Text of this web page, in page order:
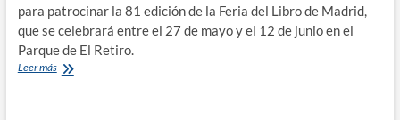
para patrocinar la 81 edición de la Feria del Libro de Madrid,
que se celebrará entre el 27 de mayo y el 12 de junio en el
Parque de El Retiro.
Leer másCaixaBank